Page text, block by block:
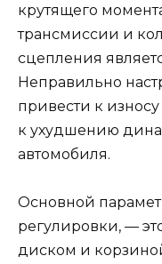
крутящего
трансмиссии и
сцепления
Неправильно
привести к
к ухудшению
автомобиля.
Основной
регулировки, —
диском и